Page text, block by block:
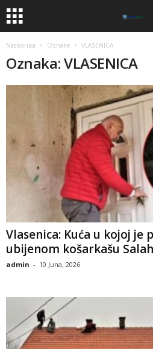
Naslovnica Oznake VLASENICA
Oznaka: VLASENICA
​Vlasenica: Kuća u kojoj
ubijenom košarkašu
admin - 10 Juna, 2026